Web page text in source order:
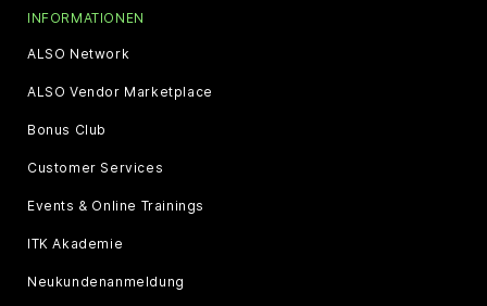
INFORMATIONEN
ALSO Network
ALSO Vendor Marketplace
Bonus Club
Customer Services
Events & Online Trainings
ITK Akademie
Neukundenanmeldung